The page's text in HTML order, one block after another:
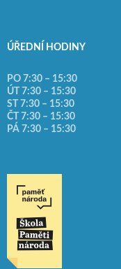
ÚŘEDNÍ HODINY
PO 7:30 – 15:30
ÚT 7:30 – 15:30
ST 7:30 – 15:30
ČT 7:30 – 15:30
PÁ 7:30 – 15:30